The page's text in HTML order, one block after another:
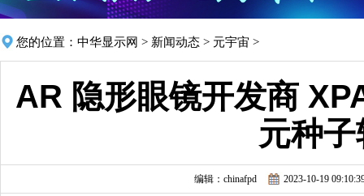
您的位置： 中华显示网 > 新闻动态 > 元宇宙 >
AR 隐形眼镜开发商
元种
编辑：chinafpd 2023-10-19